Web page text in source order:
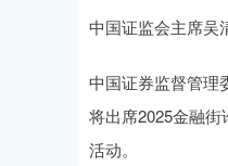
中国证监会主席吴
中国证券监督管理
将出席2025金融
活动。